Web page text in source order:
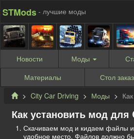
STMods - лучшие моды
Новости Моды
Материалы
Стол
City Car Driving
Моды
Как установить мод
Скачиваем мод и кидаем файлы
удобное место. Файлов должно